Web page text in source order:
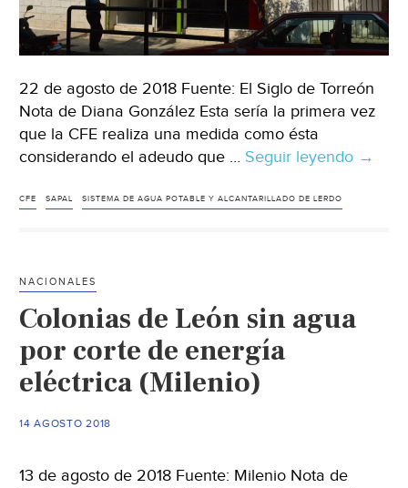
22 de agosto de 2018 Fuente: El Siglo de Torreón
Nota de Diana González Esta sería la primera vez
que la CFE realiza una medida como ésta
considerando el adeudo que … Seguir leyendo ‘Corta’
→
CFE SAPAL SISTEMA DE AGUA POTABLE Y ALCANTARILLADO DE LERDO
NACIONALES
Colonias de León sin agua
por corte de energía
eléctrica (Milenio)
14 AGOSTO 2018
13 de agosto de 2018 Fuente: Milenio Nota de